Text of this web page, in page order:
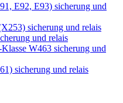
E92, E93) sicherung und
sicherung und relais
und relais
W463 sicherung und
sicherung und relais